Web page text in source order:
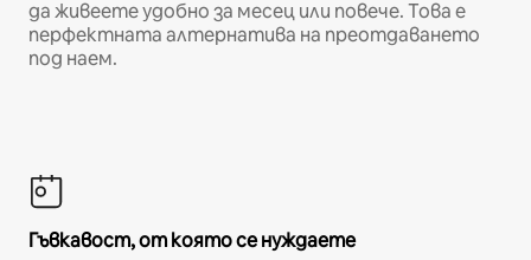
да живеете удобно за месец или повече. Това е
перфектната алтернатива на преотдаването
под наем.
Гъвкавост, от която се нуждаете